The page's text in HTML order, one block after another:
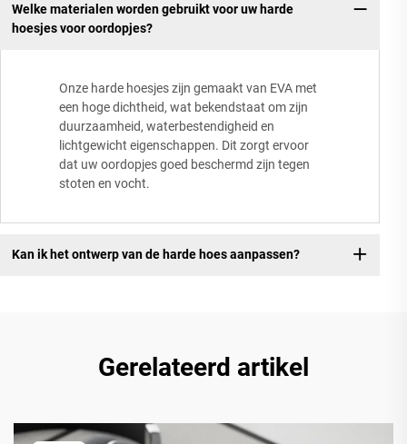
Welke materialen worden gebruikt voor uw harde
hoesjes voor oordopjes?
Onze harde hoesjes zijn gemaakt van EVA met
een hoge dichtheid, wat bekendstaat om zijn
duurzaamheid, waterbestendigheid en
lichtgewicht eigenschappen. Dit zorgt ervoor
dat uw oordopjes goed beschermd zijn tegen
stoten en vocht.
Kan ik het ontwerp van de harde hoes aanpassen?
Gerelateerd artikel